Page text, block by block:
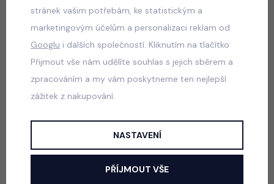
Acid wash pink lounge tepláky
skladem
440 Kč
440 Kč
stránek vašim potřebám, ke statistickým a
marketingovým účelům a personalizaci reklam od
Googlu i dalších společností. Kliknutím na tlačítko
Přijmout vše nám udělíte souhlas s jejich sběrem a
zpracováním a my vám poskytneme ten nejlepší
zážitek z nakupování.
NASTAVENÍ
PŘÍJMOUT VŠE